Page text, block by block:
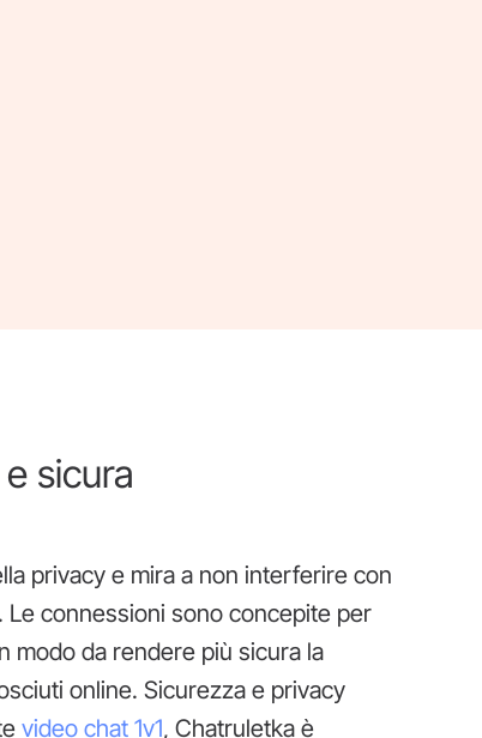
sicura
privacy e mira a non interferire con
connessioni sono concepite per
modo da rendere più sicura la
online. Sicurezza e privacy
video chat 1v1, Chatruletka è